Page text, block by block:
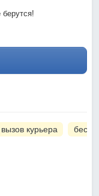
берутся!
вызов курьера